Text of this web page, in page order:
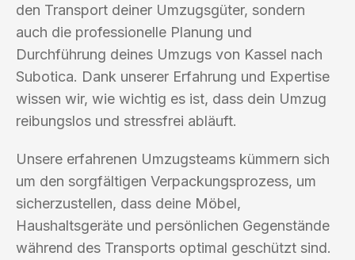
den Transport deiner Umzugsgüter, sondern
auch die professionelle Planung und
Durchführung deines Umzugs von Kassel nach
Subotica. Dank unserer Erfahrung und Expertise
wissen wir, wie wichtig es ist, dass dein Umzug
reibungslos und stressfrei abläuft.
Unsere erfahrenen Umzugsteams kümmern sich
um den sorgfältigen Verpackungsprozess, um
sicherzustellen, dass deine Möbel,
Haushaltsgeräte und persönlichen Gegenstände
während des Transports optimal geschützt sind.